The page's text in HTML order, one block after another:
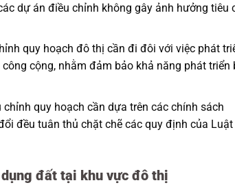
dự án điều chỉnh không gây ảnh hưởng tiêu
quy hoạch đô thị cần đi đôi với việc phát
cộng, nhằm đảm bảo khả năng phát triển
chỉnh quy hoạch cần dựa trên các chính sách
đều tuân thủ chặt chẽ các quy định của Luật
đất tại khu vực đô thị